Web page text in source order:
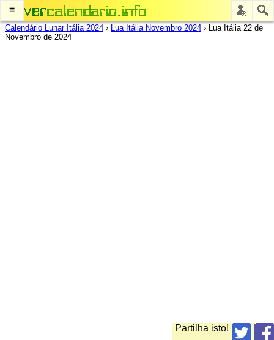
≡
Calendário Lunar Itália 2024 › Lua Itália Novembro 2024 › Lua Itália 22 de
Novembro de 2024
Partilha isto!